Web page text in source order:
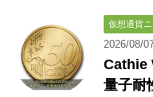
仮想通貨ニ
2026/08/
Cathie
量子耐